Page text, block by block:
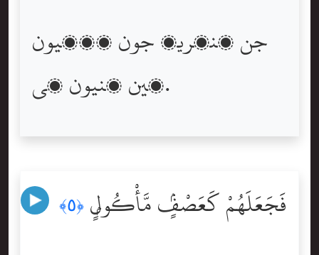
جن ڪنڪريٽ جون پھڻيون
کين ھنيون ٿي.
فَجَعَلَهُمْ كَعَصْفٍۢ مَّأْكُولٍۭ ﴿٥﴾